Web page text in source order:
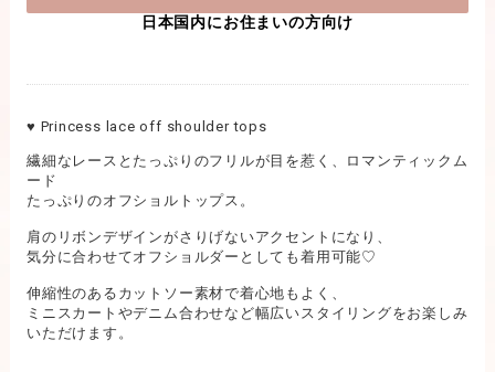
日本国内にお住まいの方向け
♥︎ Princess lace off shoulder tops
繊細なレースとたっぷりのフリルが目を惹く、ロマンティックム
ード
たっぷりのオフショルトップス。
肩のリボンデザインがさりげないアクセントになり、
気分に合わせてオフショルダーとしても着用可能♡
伸縮性のあるカットソー素材で着心地もよく、
ミニスカートやデニム合わせなど幅広いスタイリングをお楽しみ
いただけます。